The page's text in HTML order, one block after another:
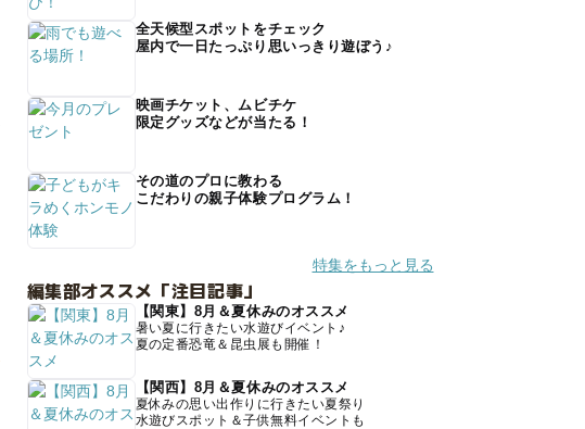
全天候型スポットをチェック
屋内で一日たっぷり思いっきり遊ぼう♪
映画チケット、ムビチケ
限定グッズなどが当たる！
その道のプロに教わる
こだわりの親子体験プログラム！
特集をもっと見る
編集部オススメ「注目記事」
【関東】8月＆夏休みのオススメ
暑い夏に行きたい水遊びイベント♪
夏の定番恐竜＆昆虫展も開催！
【関西】8月＆夏休みのオススメ
夏休みの思い出作りに行きたい夏祭り
水遊びスポット＆子供無料イベントも